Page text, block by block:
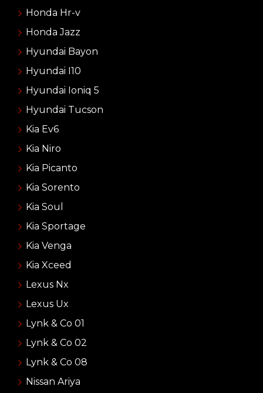
Honda Hr-v
Honda Jazz
Hyundai Bayon
Hyundai I10
Hyundai Ioniq 5
Hyundai Tucson
Kia Ev6
Kia Niro
Kia Picanto
Kia Sorento
Kia Soul
Kia Sportage
Kia Venga
Kia Xceed
Lexus Nx
Lexus Ux
Lynk & Co 01
Lynk & Co 02
Lynk & Co 08
Nissan Ariya